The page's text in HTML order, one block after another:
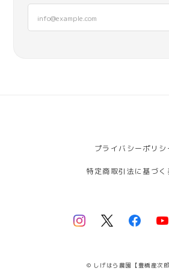
プライバシーポリシ
特定商取引法に基づく
© しげはら農園【豊橋産次郎